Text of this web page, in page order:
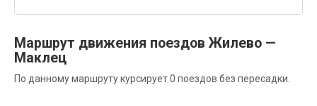
Маршрут движения поездов Жилево —
Маклец
По данному маршруту курсирует 0 поездов без пересадки.